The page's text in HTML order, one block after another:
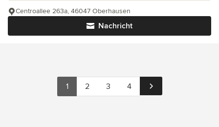
Nachricht
Centroallee 263a, 46047 Oberhausen
1 2 3 4